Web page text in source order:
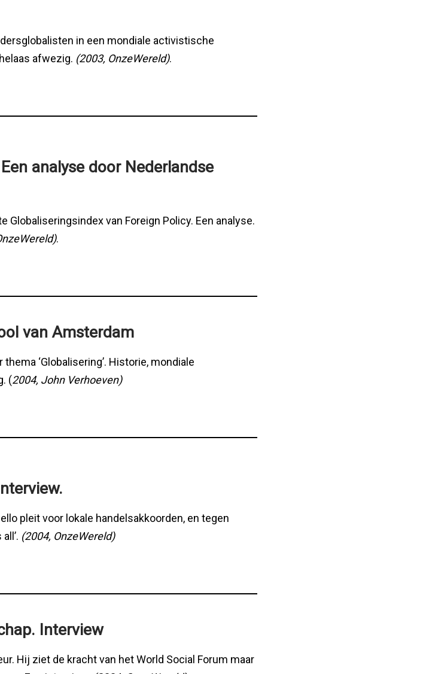
in een mondiale activistische
afwezig. (2003, OnzeWereld).
analyse door Nederlandse
van Foreign Policy. Een analyse.
.
van Amsterdam
‘Globalisering’. Historie, mondiale
(2004, John Verhoeven)
pleit voor lokale handelsakkoorden, en tegen
(2004, OnzeWereld)
Interview
Hij ziet de kracht van het World Social Forum maar